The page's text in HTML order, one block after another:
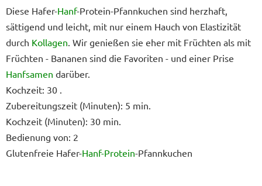
Diese Hafer-Hanf-Protein-Pfannkuchen sind herzhaft,
sättigend und leicht, mit nur einem Hauch von Elastizität
durch Kollagen. Wir genießen sie eher mit Früchten als mit
Früchten - Bananen sind die Favoriten - und einer Prise
Hanfsamen darüber.
Kochzeit: 30 .
Zubereitungszeit (Minuten): 5 min.
Kochzeit (Minuten): 30 min.
Bedienung von: 2
Glutenfreie Hafer-Hanf-Protein-Pfannkuchen